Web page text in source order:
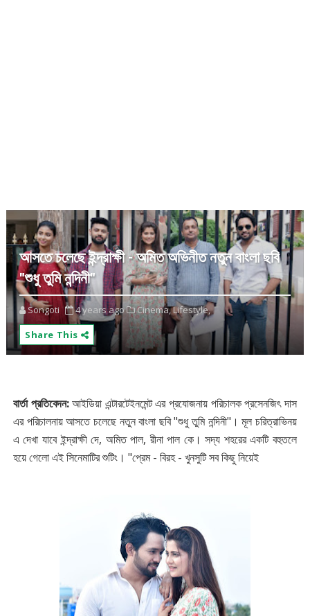
আসতে চলেছে ইন্দ্রাক্ষী - অমিত অভিনীত নতুন বাংলা ছবি
"শুধু তুমি নন্দিনী"
Songoti 4 years ago Cinema,Lifestyle,
Share This
বার্তা প্রতিবেদন:আইডিয়া এন্টারটেইনমেন্ট এর প্রযোজনায় পরিচালক প্রসেনজিৎ দাস
এর পরিচালনায় আসতে চলেছে নতুন বাংলা ছবি "শুধু তুমি নন্দিনী"। মূল চরিত্রাভিনয়
এ দেখা যাবে ইন্দ্রাক্ষী দে, অমিত পাল, রীনা পাল কে। সদ্য শহরের একটি বহুতলে
হয়ে গেলো এই সিনেমাটির শুটিং। "প্রেম - বিরহ - খুনসুটি সব কিছু নিয়েই